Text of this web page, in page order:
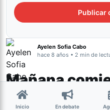
Ayelen Sofia Cabo
hace 8 años • 2 min de
Mañana
Asado y
Inicio En debate